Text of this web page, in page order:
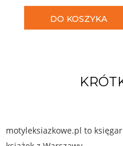
DO KOSZYKA
motyleksiazkowe.pl to